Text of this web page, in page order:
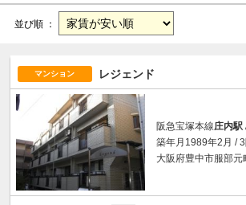
並び順 ：
マンション レジェンド
阪急宝塚本線庄内駅
築年月1989年2月 /
大阪府豊中市服部元